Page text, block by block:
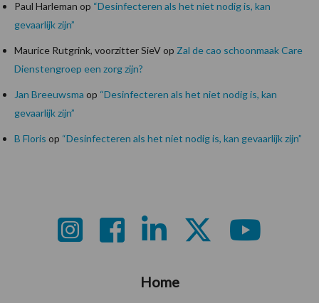
Paul Harleman op “Desinfecteren als het niet nodig is, kan
gevaarlijk zijn”
Maurice Rutgrink, voorzitter SieVop Zal de cao schoonmaak Care
Dienstengroep een zorg zijn?
Jan Breeuwsma op “Desinfecteren als het niet nodig is, kan
gevaarlijk zijn”
B Floris op “Desinfecteren als het niet nodig is, kan gevaarlijk zijn”
Home